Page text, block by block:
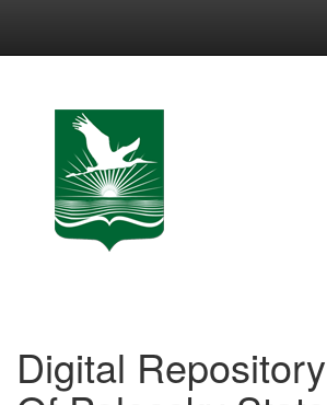
Digital Repository